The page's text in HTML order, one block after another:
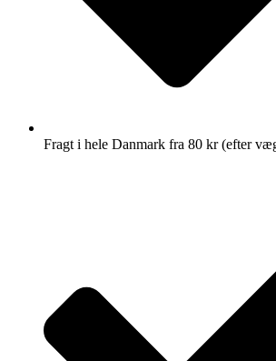
Fragt i hele Danmark fra 80 kr (efter